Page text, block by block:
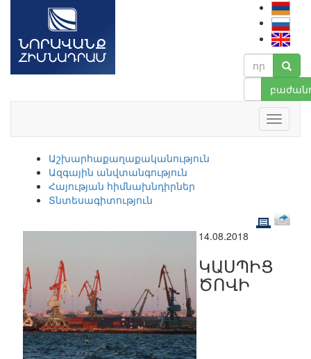
Աշխարհաքաղաքականություն
Ազգային անվտանգություն
Հայության հիմնախնդիրներ
Տնտեսագիտություն
14.08.2018
ԿԱՍՊԻՑ
ԾՈՎԻ